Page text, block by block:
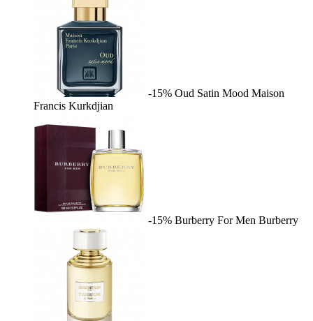
-15% Oud Satin Mood Maison
Francis Kurkdjian
-15% Burberry For Men Burberry